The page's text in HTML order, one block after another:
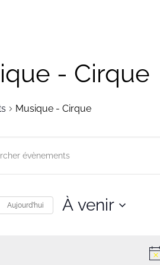
- Cirque
Musique - Cirque
Aujourd’hui À venir